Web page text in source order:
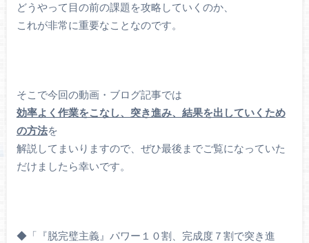
どうやって目の前の課題を攻略していくのか、
これが非常に重要なことなのです。
そこで今回の動画・ブログ記事では
効率よく作業をこなし、突き進み、結果を出していくため
の方法を
解説してまいりますので、ぜひ最後までご覧になっていた
だけましたら幸いです。
◆「『脱完璧主義』パワー１０割、完成度７割で突き進